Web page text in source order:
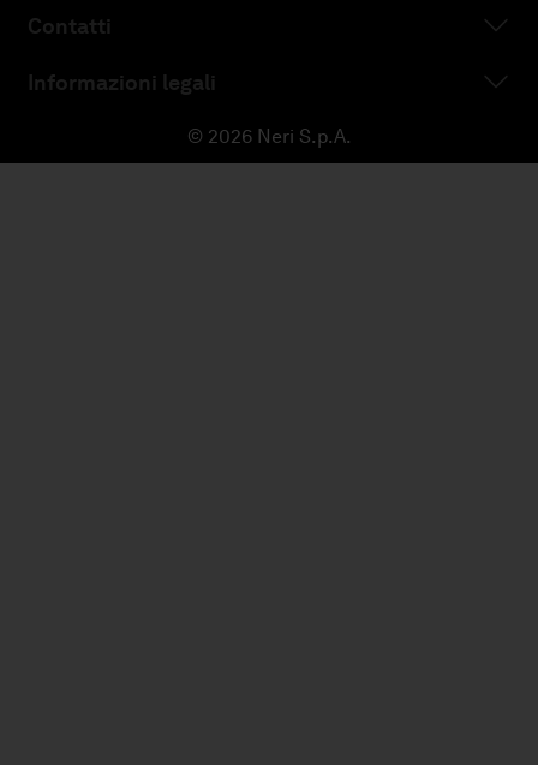
Contatti
Informazioni legali
© 2026 Neri S.p.A.